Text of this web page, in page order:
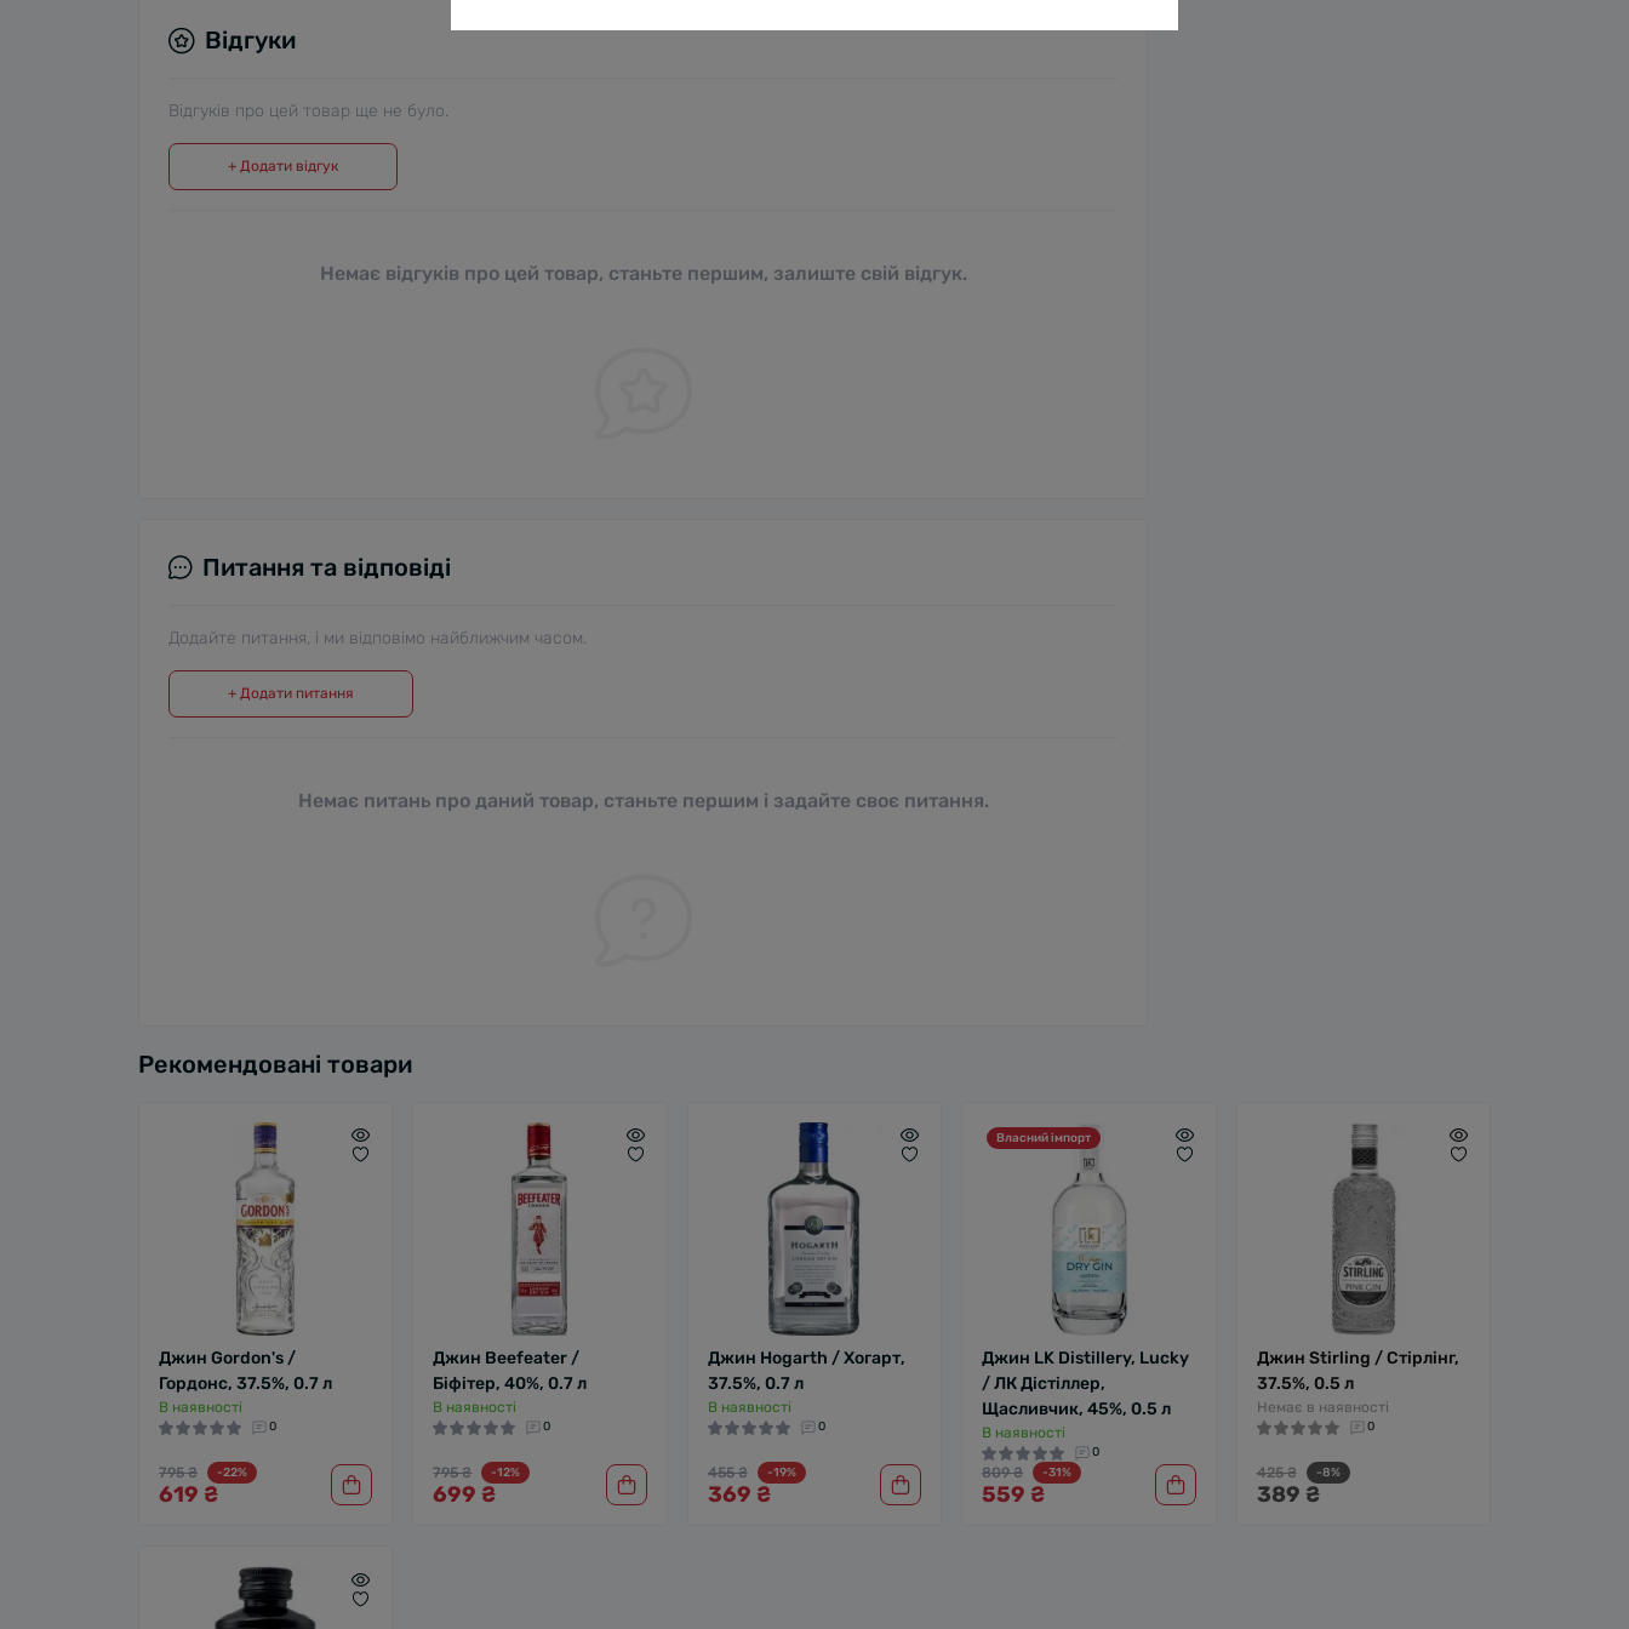
Відгуки
Відгуків про цей товар ще не було.
+ Додати відгук
Немає відгуків про цей товар, станьте першим, залиште свій відгук.
Питання та відповіді
Додайте питання, і ми відповімо найближчим часом.
+ Додати питання
Немає питань про даний товар, станьте першим і задайте своє питання.
Рекомендовані товари
Джин Gordon's /
Гордонс, 37.5%, 0.7 л
В наявності
0
795 ₴ -22%
619 ₴
Джин Beefeater /
Біфітер, 40%, 0.7 л
В наявності
0
795 ₴ -12%
699 ₴
Джин Hogarth / Хогарт,
37.5%, 0.7 л
В наявності
0
455 ₴ -19%
369 ₴
Власний імпорт
Джин LK Distillery, Lucky
/ ЛК Дістіллер,
Щасливчик, 45%, 0.5 л
В наявності
0
809 ₴ -31%
559 ₴
Джин Stirling / Стірлінг,
37.5%, 0.5 л
Немає в наявності
0
425 ₴ -8%
389 ₴